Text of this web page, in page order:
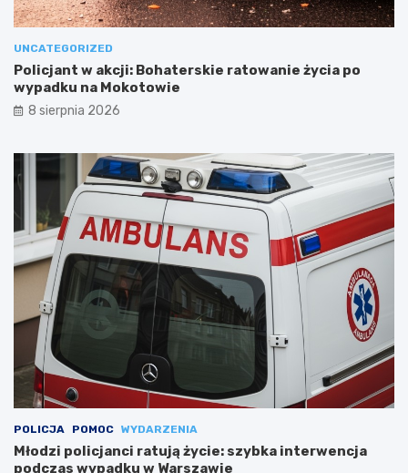
UNCATEGORIZED
Policjant w akcji: Bohaterskie ratowanie życia po
wypadku na Mokotowie
8 sierpnia 2026
POLICJA POMOC WYDARZENIA
Młodzi policjanci ratują życie: szybka interwencja
podczas wypadku w Warszawie